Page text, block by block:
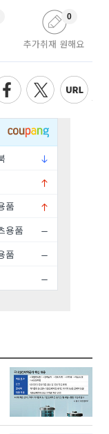
추가취재 원해요
0